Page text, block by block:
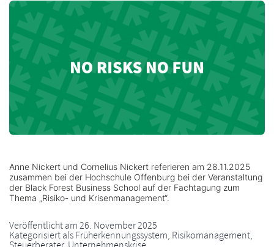
Anne Nickert und Cornelius Nickert referieren am 28.11.2025
zusammen bei der Hochschule Offenburg bei der Veranstaltung
der Black Forest Business School auf der Fachtagung zum
Thema „Risiko- und Krisenmanagement“.
Veröffentlicht am26. November 2025
Kategorisiert alsFrüherkennungssystem, Risikomanagement,